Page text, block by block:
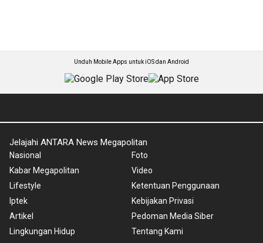
Unduh Mobile Apps untuk iOS dan Android
Jelajahi ANTARA News Megapolitan
Nasional
Kabar Megapolitan
Lifestyle
Iptek
Artikel
Lingkungan Hidup
Foto
Video
Ketentuan Penggunaan
Kebijakan Privasi
Pedoman Media Siber
Tentang Kami